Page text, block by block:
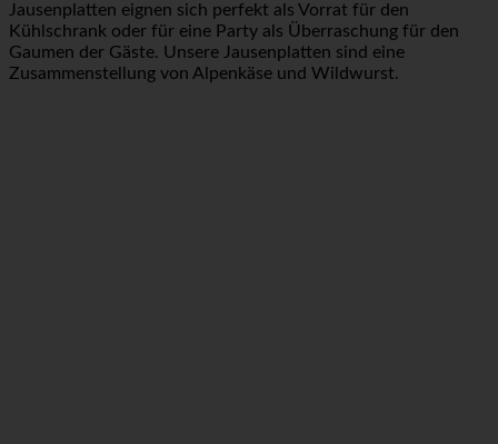
Jausenplatten eignen sich perfekt als Vorrat für den
Kühlschrank oder für eine Party als Überraschung für den
Gaumen der Gäste. Unsere Jausenplatten sind eine
Zusammenstellung von Alpenkäse und Wildwurst.